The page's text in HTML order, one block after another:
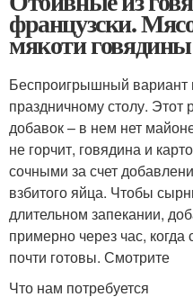
французски.
мякоти говядины
Беспроигрышный вариант
праздничному столу.
добавок – в нем нет
не горчит, говядина и
сочными за счет
взбитого яйца. Чтобы
длительном запекании,
примерно через час,
почти готовы. Смотрите
Что нам потребуется